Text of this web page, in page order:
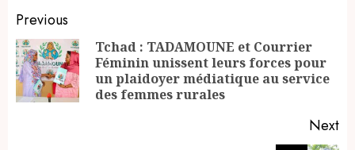
Continue
Reading
Previous
Tchad : TADAMOUNE et Courrier
Féminin unissent leurs forces pour
un plaidoyer médiatique au service
des femmes rurales
Next